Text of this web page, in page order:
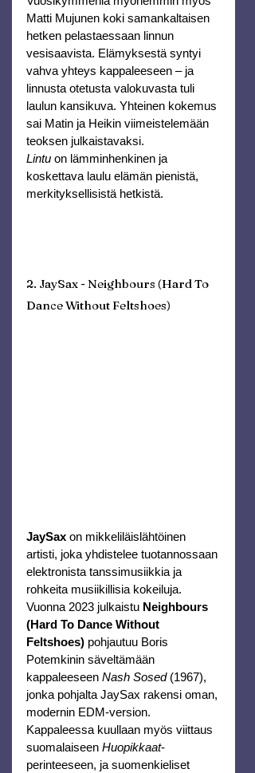
Matti Mujunen koki samankaltaisen
hetken pelastaessaan linnun
vesisaavista. Elämyksestä syntyi
vahva yhteys kappaleeseen – ja
linnusta otetusta valokuvasta tuli
laulun kansikuva. Yhteinen kokemus
sai Matin ja Heikin viimeistelemään
teoksen julkaistavaksi.
Lintu on lämminhenkinen ja
koskettava laulu elämän pienistä,
merkityksellisistä hetkistä.
2. JaySax - Neighbours (Hard To
Dance Without Feltshoes)
JaySax on mikkeliläislähtöinen
artisti, joka yhdistelee tuotannossaan
elektronista tanssimusiikkia ja
rohkeita musiikillisia kokeiluja.
Vuonna 2023 julkaistu Neighbours
(Hard To Dance Without
Feltshoes) pohjautuu Boris
Potemkinin säveltämään
kappaleeseen Nash Sosed (1967),
jonka pohjalta JaySax rakensi oman,
modernin EDM-version.
Kappaleessa kuullaan myös viittaus
suomalaiseen Huopikkaat-
perinteeseen, ja suomenkieliset